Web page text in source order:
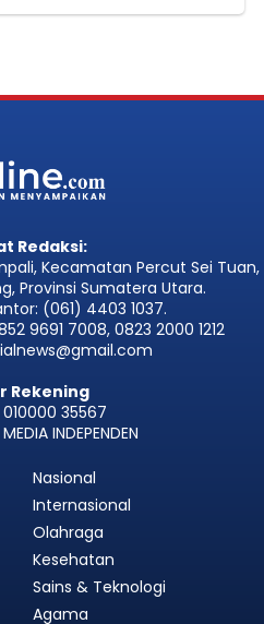
Redaksi:
Kecamatan Percut Sei Tuan,
Provinsi Sumatera Utara.
(061) 4403 1037.
9691 7008, 0823 2000 1212
Rekening
010000 35567
INDEPENDEN
Nasional
Internasional
Olahraga
Kesehatan
Sains & Teknologi
Agama